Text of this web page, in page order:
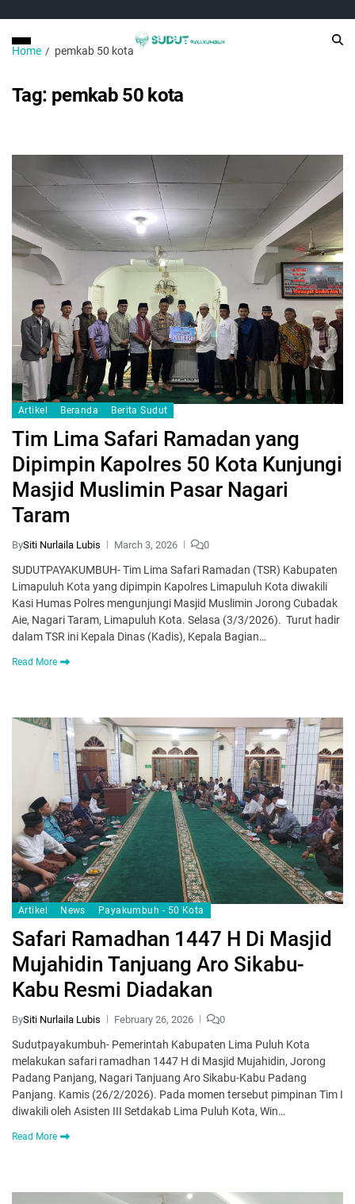
Home pemkab 50 kota
Tag: pemkab 50 kota
Artikel Beranda Berita Sudut
Tim Lima Safari Ramadan yang
Dipimpin Kapolres 50 Kota Kunjungi
Masjid Muslimin Pasar Nagari
Taram
BySiti Nurlaila Lubis March 3, 2026 0
SUDUTPAYAKUMBUH- Tim Lima Safari Ramadan (TSR) Kabupaten
Limapuluh Kota yang dipimpin Kapolres Limapuluh Kota diwakili
Kasi Humas Polres mengunjungi Masjid Muslimin Jorong Cubadak
Aie, Nagari Taram, Limapuluh Kota. Selasa (3/3/2026). Turut hadir
dalam TSR ini Kepala Dinas (Kadis), Kepala Bagian…
Read More
Artikel News Payakumbuh - 50 Kota
Safari Ramadhan 1447 H Di Masjid
Mujahidin Tanjuang Aro Sikabu-
Kabu Resmi Diadakan
BySiti Nurlaila Lubis February 26, 2026 0
Sudutpayakumbuh- Pemerintah Kabupaten Lima Puluh Kota
melakukan safari ramadhan 1447 H di Masjid Mujahidin, Jorong
Padang Panjang, Nagari Tanjuang Aro Sikabu-Kabu Padang
Panjang. Kamis (26/2/2026). Pada momen tersebut pimpinan Tim I
diwakili oleh Asisten III Setdakab Lima Puluh Kota, Win…
Read More